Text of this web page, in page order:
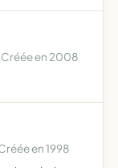
Créée en 2008
en 1998